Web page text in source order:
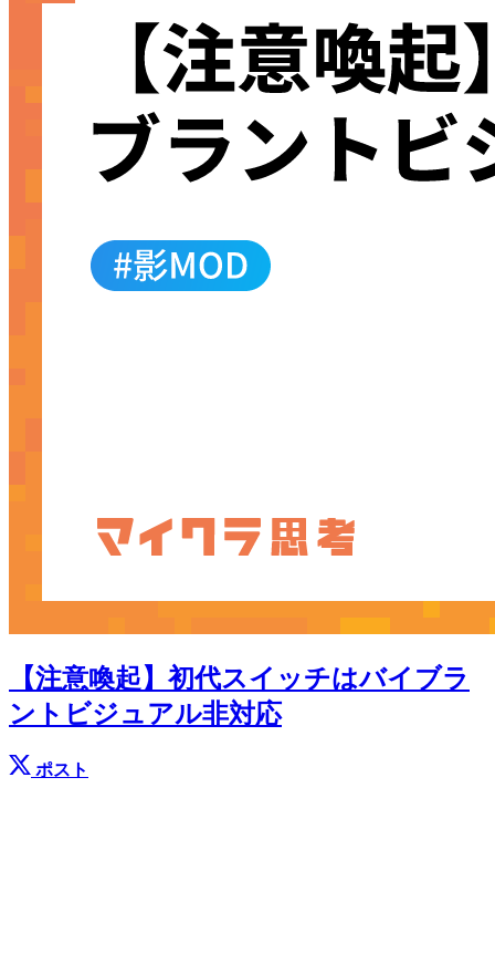
【注意喚起】初代スイッチはバイブラ
ントビジュアル非対応
ポスト